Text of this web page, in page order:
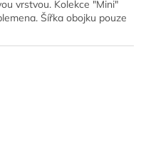
vrstvou. Kolekce "Mini"
Šířka obojku pouze